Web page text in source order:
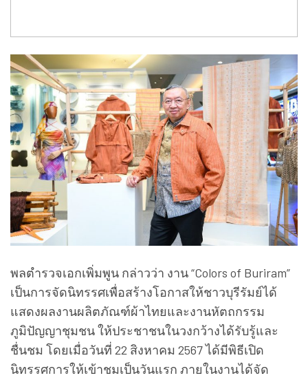
พลตำรวจเอกเพิ่มพูน กล่าวว่า งาน “Colors of Buriram”
เป็นการจัดนิทรรศเพื่อสร้างโอกาสให้ชาวบุรีรัมย์ได้
แสดงผลงานผลิตภัณฑ์ผ้าไทยและงานหัตถกรรม
ภูมิปัญญาชุมชน ให้ประชาชนในวงกว้างได้รับรู้และ
ชื่นชม โดยเมื่อวันที่ 22 สิงหาคม 2567 ได้มีพิธีเปิด
นิทรรศการให้เข้าชมเป็นวันแรก ภายในงานได้จัด